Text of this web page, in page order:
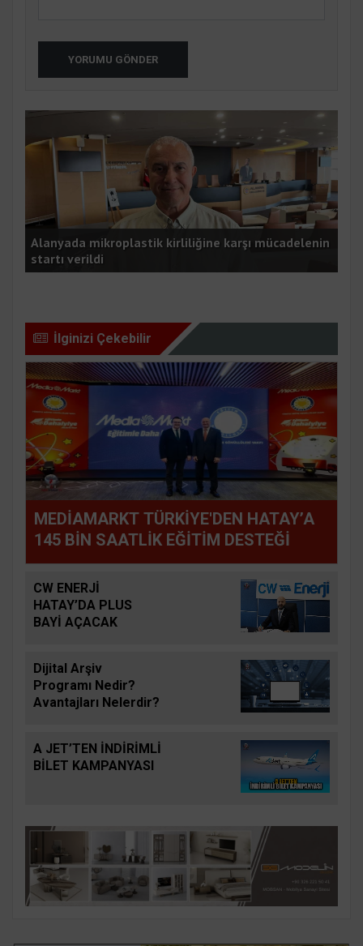
YORUMU GÖNDER
Alanyada mikroplastik kirliliğine karşı mücadelenin
startı verildi
İlginizi Çekebilir
MEDİAMARKT TÜRKİYE'DEN HATAY’A
145 BİN SAATLİK EĞİTİM DESTEĞİ
CW ENERJİ
HATAY’DA PLUS
BAYİ AÇACAK
Dijital Arşiv
Programı Nedir?
Avantajları Nelerdir?
A JET’TEN İNDİRİMLİ
BİLET KAMPANYASI